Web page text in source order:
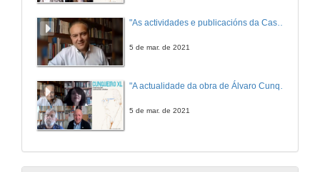
5 de mar. de 2021
"A actualidade da obra de Álvaro Cunqueiro" Xina Vega, Armando Requeixo e Xosé M.ª Álvarez Cáccamo
5 de mar. de 2021